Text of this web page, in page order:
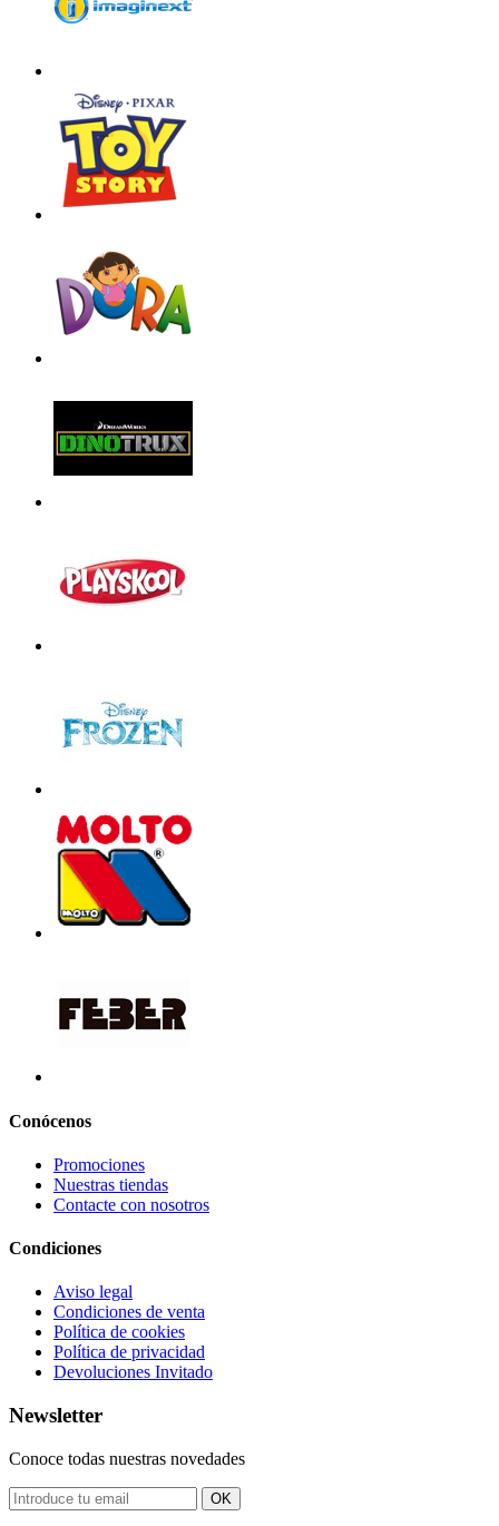
Conócenos
Promociones
Nuestras tiendas
Contacte con nosotros
Condiciones
Aviso legal
Condiciones de venta
Política de cookies
Política de privacidad
Devoluciones Invitado
Newsletter
Conoce todas nuestras novedades
OK